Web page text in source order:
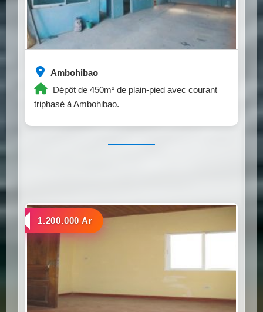
Ambohibao
Dépôt de 450m² de plain-pied avec courant
triphasé à Ambohibao.
a louer
1.200.000 Ar